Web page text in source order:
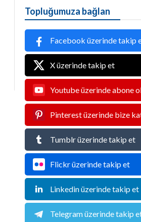
Topluğumuza bağlan
Facebook üzerinde takip
X üzerinde takip et
Youtube üzerinde abone
Pinterest üzerinde bize
Tumblr üzerinde takip et
Flickr üzerinde takip et
Linkedin üzerinde takip et
Telegram üzerinde takip